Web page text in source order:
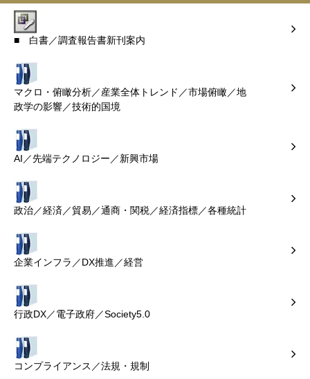
■ 白書／調査報告書新刊案内
マクロ・俯瞰分析／産業全体トレンド／市場俯瞰／地
政学の影響／技術的国境
AI／先端テクノロジー／新興市場
政治／経済／貿易／通商・関税／経済指標／各種統計
企業インフラ／DX推進／経営
行政DX／電子政府／Society5.0
コンプライアンス／法規・規制